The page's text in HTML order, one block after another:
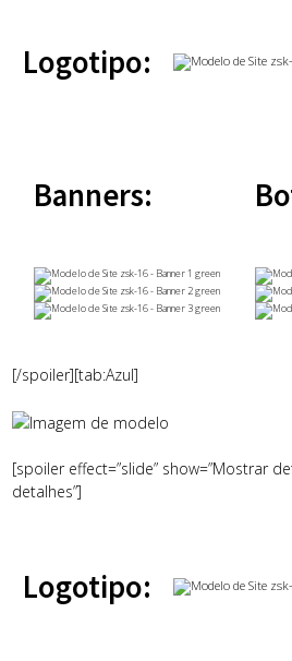
Logotipo:
Banners:
[/spoiler][tab:Azul]
[spoiler effect=”slide” show=”Mostrar
detalhes”]
Logotipo: